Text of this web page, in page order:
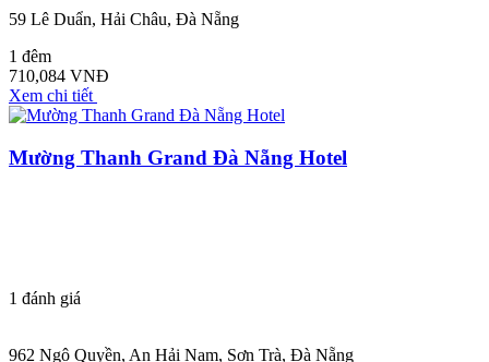
59 Lê Duẩn, Hải Châu, Đà Nẵng
1 đêm
710,084 VNĐ
Xem chi tiết
Mường Thanh Grand Đà Nẵng Hotel
1 đánh giá
962 Ngô Quyền, An Hải Nam, Sơn Trà, Đà Nẵng